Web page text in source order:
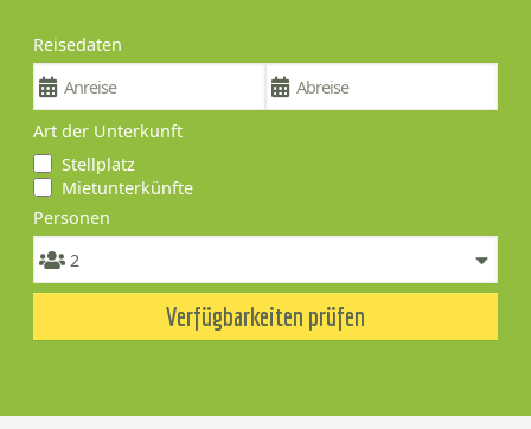
Reisedaten
Art der Unterkunft
Stellplatz
Mietunterkünfte
Personen
Verfügbarkeiten prüfen